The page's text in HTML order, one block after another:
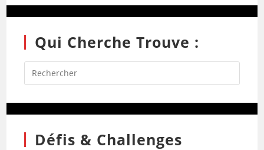
Qui Cherche Trouve :
Défis & Challenges